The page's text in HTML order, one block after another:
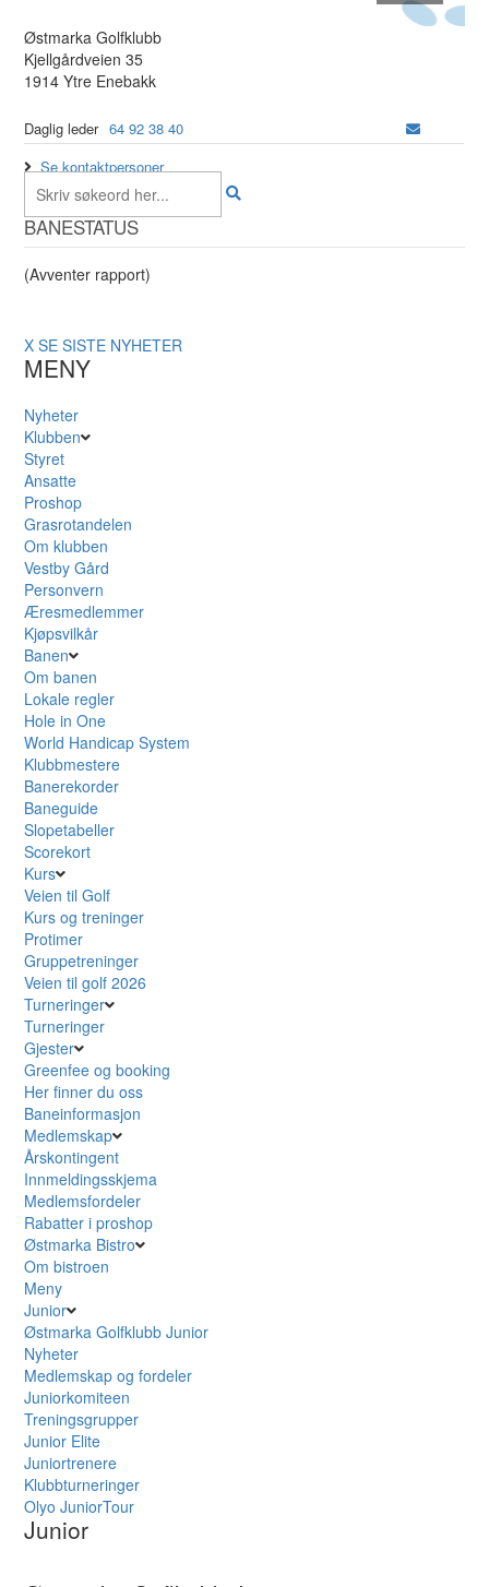
Østmarka Golfklubb
Kjellgårdveien 35
1914 Ytre Enebakk
Daglig leder 64 92 38 40
Se kontaktpersoner
BANESTATUS
(Avventer rapport)
X SE SISTE NYHETER
MENY
Nyheter
Klubben
Styret
Ansatte
Proshop
Grasrotandelen
Om klubben
Vestby Gård
Personvern
Æresmedlemmer
Kjøpsvilkår
Banen
Om banen
Lokale regler
Hole in One
World Handicap System
Klubbmestere
Banerekorder
Baneguide
Slopetabeller
Scorekort
Kurs
Veien til Golf
Kurs og treninger
Protimer
Gruppetreninger
Veien til golf 2026
Turneringer
Turneringer
Gjester
Greenfee og booking
Her finner du oss
Baneinformasjon
Medlemskap
Årskontingent
Innmeldingsskjema
Medlemsfordeler
Rabatter i proshop
Østmarka Bistro
Om bistroen
Meny
Junior
Østmarka Golfklubb Junior
Nyheter
Medlemskap og fordeler
Juniorkomiteen
Treningsgrupper
Junior Elite
Juniortrenere
Klubbturneringer
Olyo JuniorTour
Junior